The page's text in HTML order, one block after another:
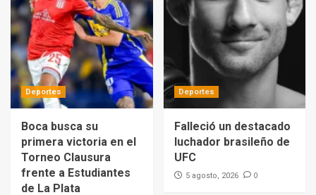
Deportes
Boca busca su
primera victoria en el
Torneo Clausura
frente a Estudiantes
de La Plata
Deportes
Falleció un destacado
luchador brasileño de
UFC
5 agosto, 2026 0